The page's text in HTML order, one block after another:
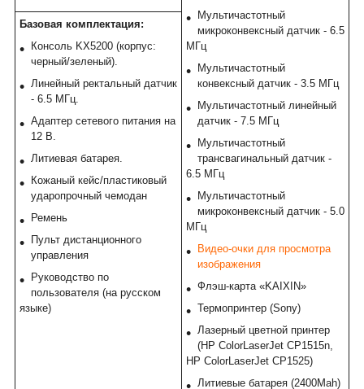
Мультичастотный
микроконвексный датчик - 6.5
МГц
Мультичастотный
конвексный датчик - 3.5 МГц
Мультичастотный линейный
датчик - 7.5 МГц
Мультичастотный
трансвагинальный датчик -
6.5 МГц
Мультичастотный
микроконвексный датчик - 5.0
МГц
Видео-очки для просмотра
изображения
Флэш-карта «KAIXIN»
Термопринтер (Sony)
Лазерный цветной принтер
(HP ColorLaserJet CP1515n,
HP ColorLaserJet CP1525)
Литиевые батарея (2400Mah)
Базовая комплектация:
Консоль KX5200 (корпус:
черный/зеленый).
Линейный ректальный датчик
- 6.5 МГц.
Адаптер сетевого питания на
12 В.
Литиевая батарея.
Кожаный кейс/пластиковый
ударопрочный чемодан
Ремень
Пульт дистанционного
управления
Руководство по
пользователя (на русском
языке)